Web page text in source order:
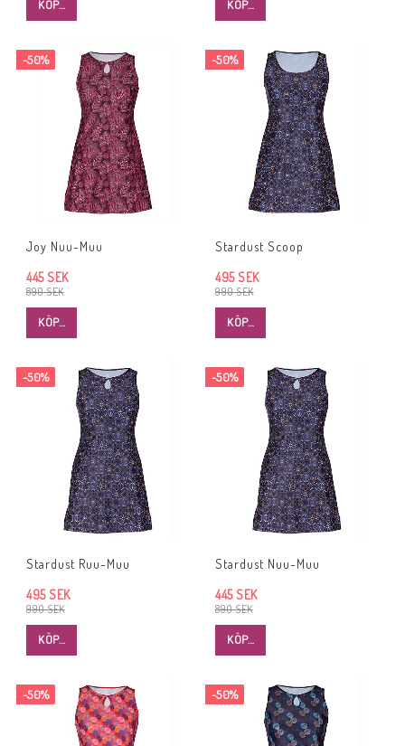
KÖP… KÖP…
-50%
Joy Nuu-Muu
890 SEK
445 SEK
KÖP…
-50%
Stardust Scoop
990 SEK
495 SEK
KÖP…
-50%
Stardust Ruu-Muu
990 SEK
495 SEK
KÖP…
-50%
Stardust Nuu-Muu
890 SEK
445 SEK
KÖP…
-50% -50%